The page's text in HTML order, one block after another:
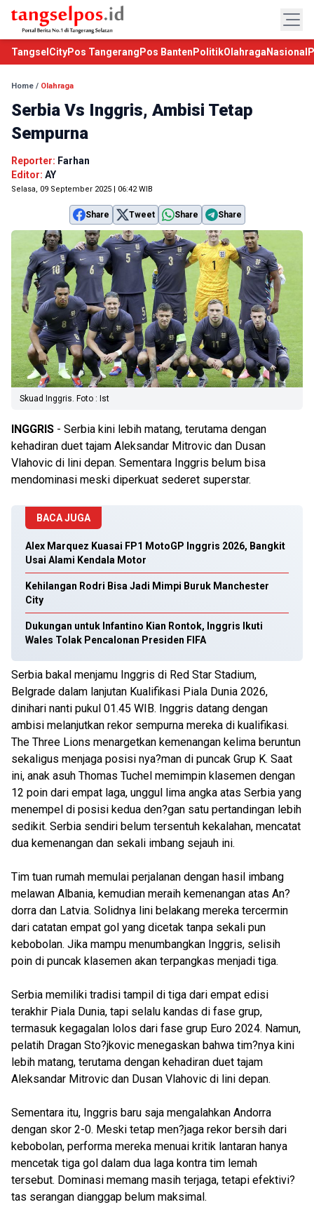
TangselCityPos Tangerang Pos Banten PolitikOlahraga Nasional
Home / Olahraga
Serbia Vs Inggris, Ambisi Tetap
Sempurna
Reporter: Farhan
Editor: AY
Selasa, 09 September 2025 | 06:42 WIB
Share Tweet Share Share
Skuad Inggris. Foto : Ist
INGGRIS - Serbia kini lebih matang, terutama dengan
kehadiran duet tajam Aleksandar Mitrovic dan Dusan
Vlahovic di lini depan. Sementara Inggris belum bisa
mendominasi meski diperkuat sederet superstar.
BACA JUGA
Alex Marquez Kuasai FP1 MotoGP Inggris 2026, Bangkit
Usai Alami Kendala Motor
Kehilangan Rodri Bisa Jadi Mimpi Buruk Manchester
City
Dukungan untuk Infantino Kian Rontok, Inggris Ikuti
Wales Tolak Pencalonan Presiden FIFA
Serbia bakal menjamu Inggris di Red Star Stadium,
Belgrade dalam lanjutan Kualifikasi Piala Dunia 2026,
dinihari nanti pukul 01.45 WIB. Inggris datang dengan
ambisi melanjutkan rekor sempurna mereka di kualifikasi.
The Three Lions menargetkan kemenangan kelima beruntun
sekaligus menjaga posisi nya?man di puncak Grup K. Saat
ini, anak asuh Thomas Tuchel memimpin klasemen dengan
12 poin dari empat laga, unggul lima angka atas Serbia yang
menempel di posisi kedua den?gan satu pertandingan lebih
sedikit. Serbia sendiri belum tersentuh kekalahan, mencatat
dua kemenangan dan sekali imbang sejauh ini.
Tim tuan rumah memulai perjalanan dengan hasil imbang
melawan Albania, kemudian meraih kemenangan atas An?
dorra dan Latvia. Solidnya lini belakang mereka tercermin
dari catatan empat gol yang dicetak tanpa sekali pun
kebobolan. Jika mampu menumbangkan Inggris, selisih
poin di puncak klasemen akan terpangkas menjadi tiga.
Serbia memiliki tradisi tampil di tiga dari empat edisi
terakhir Piala Dunia, tapi selalu kandas di fase grup,
termasuk kegagalan lolos dari fase grup Euro 2024. Namun,
pelatih Dragan Sto?jkovic menegaskan bahwa tim?nya kini
lebih matang, terutama dengan kehadiran duet tajam
Aleksandar Mitrovic dan Dusan Vlahovic di lini depan.
Sementara itu, Inggris baru saja mengalahkan Andorra
dengan skor 2-0. Meski tetap men?jaga rekor bersih dari
kebobolan, performa mereka menuai kritik lantaran hanya
mencetak tiga gol dalam dua laga kontra tim lemah
tersebut. Dominasi memang masih terjaga, tetapi efektivi?
tas serangan dianggap belum maksimal.